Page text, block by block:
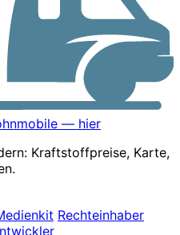
— hier
Kraftstoffpreise, Karte,
Rechteinhaber